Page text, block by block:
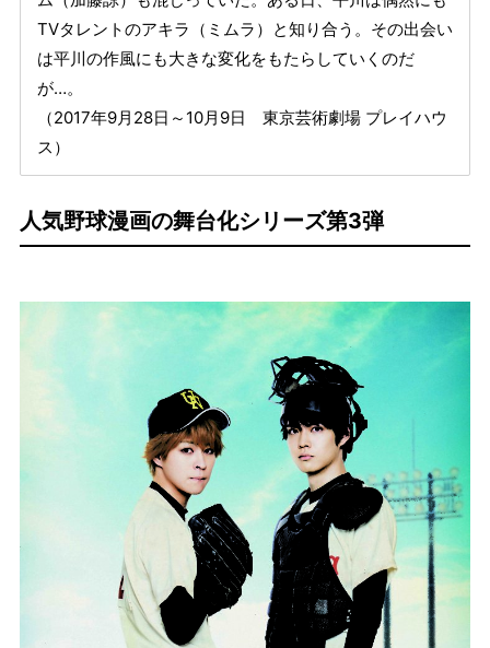
TVタレントのアキラ（ミムラ）と知り合う。その出会い
は平川の作風にも大きな変化をもたらしていくのだ
が…。
（2017年9月28日～10月9日 東京芸術劇場 プレイハウ
ス）
人気野球漫画の舞台化シリーズ第3弾